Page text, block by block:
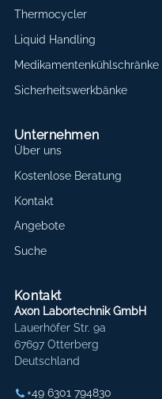
Thermocycler
Liquid Handling
Medikamentenkühlschränke
Sicherheitswerkbänke
Unternehmen
Über uns
Kostenlose Beratung
Kontakt
Angebote
Suche
Kontakt
Axon Labortechnik GmbH
Lauerhöfer Str. 9a
67697 Otterberg
Deutschland
+49 6301 794830